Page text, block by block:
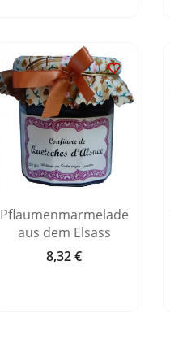

Pflaumenmarmelade
aus dem Elsass
Preis
8,32 €